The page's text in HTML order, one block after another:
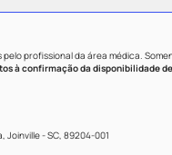
profissional da área médica.
à confirmação da disponibilidade
Joinville - SC, 89204-001